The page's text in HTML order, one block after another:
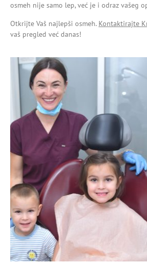
osmeh nije samo lep, već je i odraz vašeg
Otkrijte Vaš najlepši osmeh. Kontaktirajte
vaš pregled već danas!